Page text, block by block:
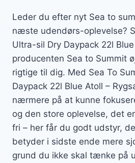
Leder du efter nyt Sea to
næste udendørs-oplevelse?
Ultra-sil Dry Daypack 22l
producenten Sea to Summit
rigtige til dig. Med Sea To
Daypack 22l Blue Atoll –
nærmere på at kunne
og den store oplevelse, det
fri – her får du godt udstyr,
betyder i sidste ende mere
grund du ikke skal tænke på